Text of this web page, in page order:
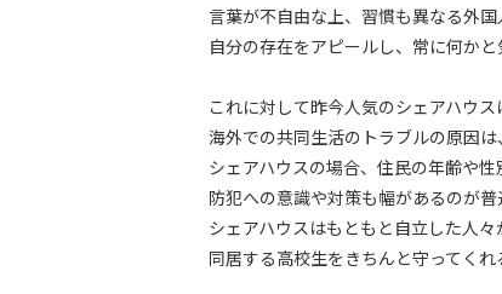
言葉が不自由な上、習慣も異なる外
自分の存在をアピールし、常に何か
これに対して昨今人気のシェアハウ
海外での共同生活のトラブルの原因
シェアハウスの場合、住民の年齢や性
防犯への意識や対策も幅があるのが普
シェアハウスはもともと自立した人々
同居する高校生をきちんと守ってく